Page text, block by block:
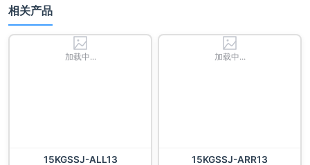
相关产品
加载中...
15KGSSJ-ALL13
加载中...
15KGSSJ-ARR13